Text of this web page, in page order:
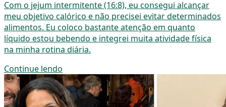
Com o jejum intermitente (16:8), eu consegui alcançar
meu objetivo calórico e não precisei evitar determinados
alimentos. Eu coloco bastante atenção em quanto
líquido estou bebendo e integrei muita atividade física
na minha rotina diária.
Continue lendo